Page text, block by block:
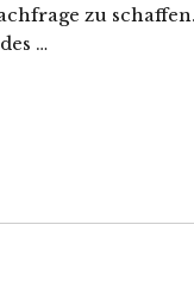
zu
…